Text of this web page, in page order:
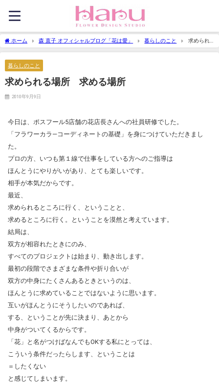
ホーム 森 直子 オフィシャルブログ「花は愛」 暮らしのこと
求められ
る場所 求める場所
暮らしのこと
求められる場所 求める場所
2010年9月9日
今日は、ポスフール5店舗の花店長さんへの社員研修でした。
「フラワーカラ―コーディネートの基礎」を身につけていただきまし
た。
プロの方、いつも第１線で仕事をしている方へのご指導は
ほんとうにやりがいがあり、とても楽しいです。
相手が本気だからです。
最近、
求められるところに行く、ということと、
求めるところに行く。ということを漠然と考えています。
結局は、
双方が相容れたときにのみ、
すべてのプロジェクトは始まり、動き出します。
最初の段階でさまざまな条件や折り合いが
双方の中身にたくさんあるときというのは、
ほんとうに求めていることではないように思います。
互いがほんとうにそうしたいのであれば、
する、ということが先に決まり、あとから
中身がついてくるからです。
「花」と名がつけばなんでもOKする私にとっては、
こういう条件だったらします、ということは
＝したくない
と感じてしまいます。